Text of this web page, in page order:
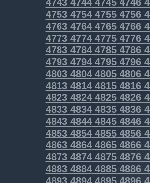
4753475447554756
4763476447654766
4773477447754776
4783478447854786
4793479447954796
4803480448054806
4813481448154816
4823482448254826
4833483448354836
4843484448454846
4853485448554856
4863486448654866
4873487448754876
4883488448854886
4893489448954896